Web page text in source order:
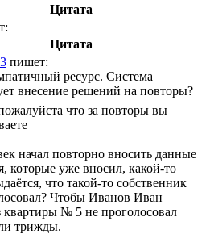
Цитата
Цитата
пишет:
ресурс. Система
внесение решений на повторы?
что за повторы вы
начал повторно вносить данные
которые уже вносил, какой-то
что такой-то собственник
Чтобы Иванов Иван
№ 5 не проголосовал
трижды.